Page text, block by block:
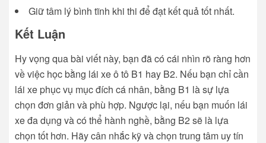
Giữ tâm lý bình tĩnh khi thi để đạt kết quả tốt nhất.
Kết Luận
Hy vọng qua bài viết này, bạn đã có cái nhìn rõ ràng hơn
về việc học bằng lái xe ô tô B1 hay B2. Nếu bạn chỉ cần
lái xe phục vụ mục đích cá nhân, bằng B1 là sự lựa
chọn đơn giản và phù hợp. Ngược lại, nếu bạn muốn lái
xe đa dụng và có thể hành nghề, bằng B2 sẽ là lựa
chọn tốt hơn. Hãy cân nhắc kỹ và chọn trung tâm uy tín